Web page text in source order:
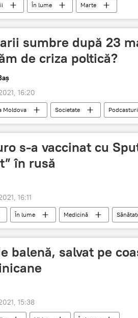
În lume Marte
sumbre după 23
de criza poltică?
16:20
Moldova Societate Podcasturi
Guvern președinte
s-a vaccinat cu
în rusă
16:11
În lume Medicină
VACCIN vaccinati
balenă, salvat pe
15:38